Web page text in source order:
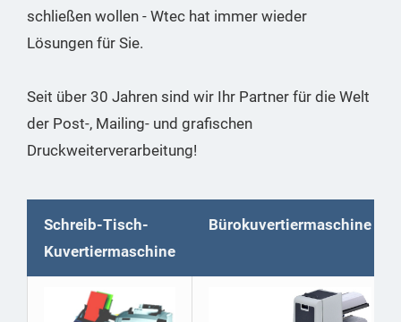
schließen wollen - Wtec hat immer wieder
Lösungen für Sie.
Seit über 30 Jahren sind wir Ihr Partner für die Welt
der Post-, Mailing- und grafischen
Druckweiterverarbeitung!
Schreib-Tisch-
Kuvertiermaschine
Bürokuvertiermaschine